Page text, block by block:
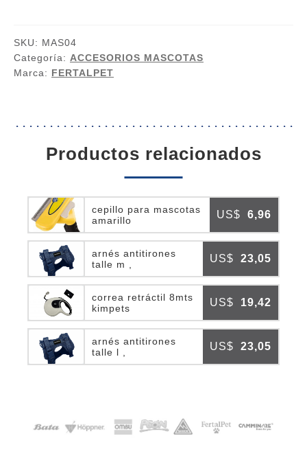
SKU: MAS04
Categoría: ACCESORIOS MASCOTAS
Marca: FERTALPET
productos relacionados
cepillo para mascotas
amarillo
US$ 6,96
arnés antitirones
talle m ,
US$ 23,05
correa retráctil 8mts
kimpets
US$ 19,42
arnés antitirones
talle l ,
US$ 23,05